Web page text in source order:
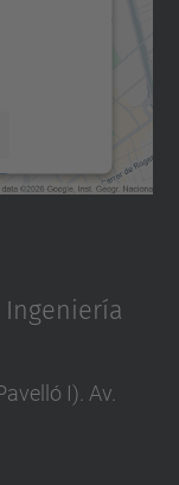
Ingeniería
I). Av.